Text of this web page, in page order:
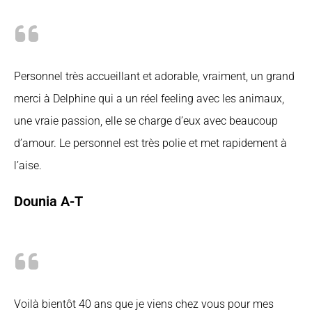
Personnel très accueillant et adorable, vraiment, un grand
merci à Delphine qui a un réel feeling avec les animaux,
une vraie passion, elle se charge d’eux avec beaucoup
d’amour. Le personnel est très polie et met rapidement à
l’aise.
Dounia A-T
Voilà bientôt 40 ans que je viens chez vous pour mes